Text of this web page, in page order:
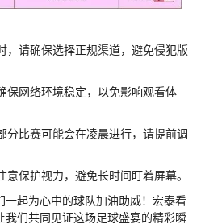
，请确保选择正规渠道，避免侵犯版
保网络环境稳定，以免影响观看体
分比赛可能会在凌晨进行，请提前调
保护视力，避免长时间盯着屏幕。
起为心中的球队加油助威！宏泰看
们共同见证这场足球盛宴的精彩瞬